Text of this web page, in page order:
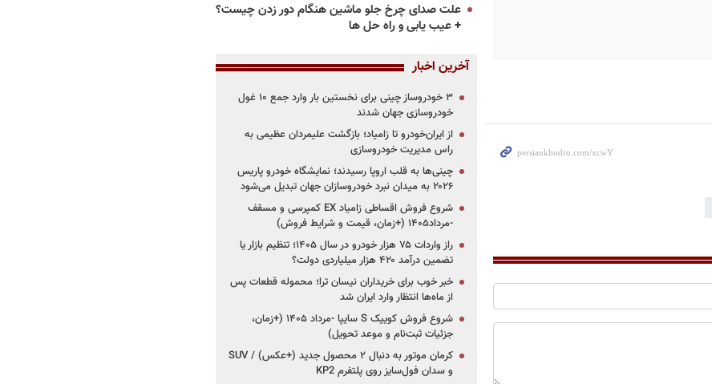
علت صدای چرخ جلو ماشین هنگام دور زدن چیست؟
+ عیب یابی و راه حل ها
آخرین اخبار
۳ خودروساز چینی برای نخستین بار وارد جمع ۱۰ غول
خودروسازی جهان شدند
از ایران‌خودرو تا زامیاد؛ بازگشت علیمردان عظیمی به
راس مدیریت خودروسازی
چینی‌ها به قلب اروپا رسیدند؛ نمایشگاه خودرو پاریس
۲۰۲۶ به میدان نبرد خودروسازان جهان تبدیل می‌شود
شروع فروش اقساطی زامیاد EX کمپرسی و مسقف
-مرداد۱۴۰۵ (+زمان، قیمت و شرایط فروش)
راز واردات ۷۵ هزار خودرو در سال ۱۴۰۵؛ تنظیم بازار یا
تضمین درآمد ۴۲۰ هزار میلیاردی دولت؟
خبر خوب برای خریداران نیسان ترا؛ محموله قطعات پس
از ماه‌ها انتظار وارد ایران شد
شروع فروش کوییک S سایپا -مرداد ۱۴۰۵ (+زمان،
جزئیات ثبت‌نام و موعد تحویل)
کرمان موتور به دنبال ۲ محصول جدید (+عکس) / SUV
و سدان فول‌سایز روی پلتفرم KP2